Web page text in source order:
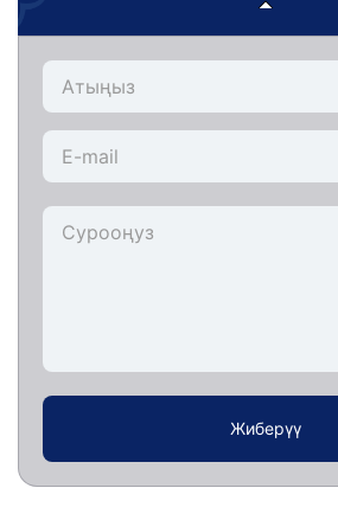
Жиберүү